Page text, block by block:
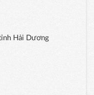
Hải Dương